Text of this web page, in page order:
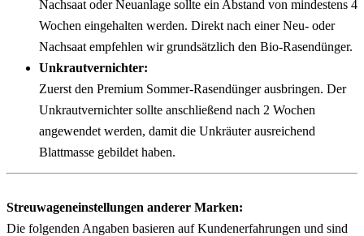
Nachsaat oder Neuanlage sollte ein Abstand von mindestens 4
Wochen eingehalten werden. Direkt nach einer Neu- oder
Nachsaat empfehlen wir grundsätzlich den Bio-Rasendünger.
Unkrautvernichter:
Zuerst den Premium Sommer-Rasendünger ausbringen. Der
Unkrautvernichter sollte anschließend nach 2 Wochen
angewendet werden, damit die Unkräuter ausreichend
Blattmasse gebildet haben.
Streuwageneinstellungen anderer Marken:
Die folgenden Angaben basieren auf Kundenerfahrungen und sind